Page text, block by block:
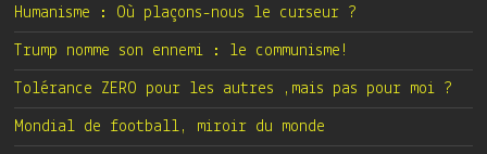
Humanisme : Où plaçons-nous le curseur ?
Trump nomme son ennemi : le communisme!
Tolérance ZERO pour les autres ,mais pas pour moi ?
Mondial de football, miroir du monde